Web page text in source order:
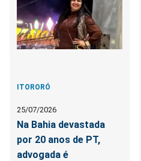
ITORORÓ
25/07/2026
Na Bahia devastada
por 20 anos de PT,
advogada é